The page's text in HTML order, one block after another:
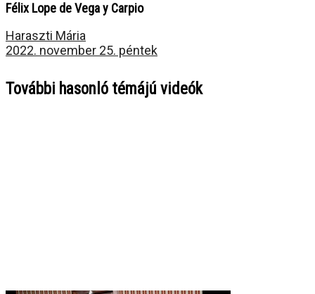
Félix Lope de Vega y Carpio
Haraszti Mária
2022. november 25. péntek
További hasonló témájú videók